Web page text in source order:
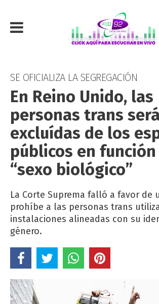
SE OFICIALIZA LA SEGREGACIÓN
En Reino Unido, las
personas trans
excluídas de los
públicos en función
“sexo biológico”
La Corte Suprema falló a favor de
prohíbe a las personas trans
instalaciones alineadas con su
género.